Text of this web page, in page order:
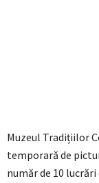
Muzeul Tradițiilor
temporară de
număr de 10